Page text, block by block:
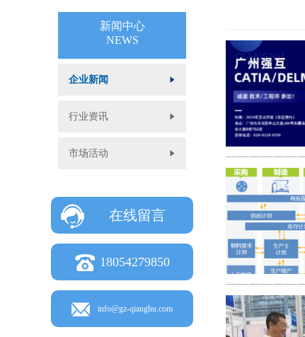
新闻中心
NEWS
企业新闻
行业资讯
市场活动
在线留言
18054279850
info@gz-qianghu.com